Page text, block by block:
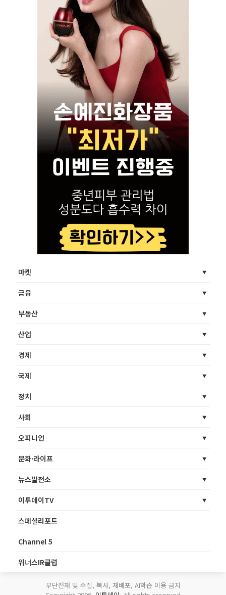
마켓
금융
부동산
산업
경제
국제
정치
사회
오피니언
문화·라이프
뉴스발전소
이투데이TV
스페셜리포트
Channel 5
위너스IR클럽
무단전재 및 수집, 복사, 재배포, AI학습 이용 금지